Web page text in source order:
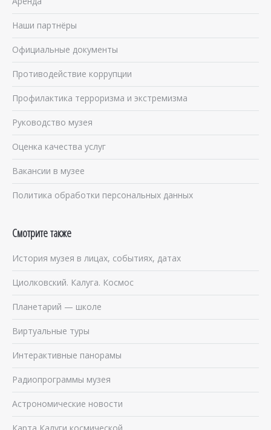
Наши партнёры
Официальные документы
Противодействие коррупции
Профилактика терроризма и экстремизма
Руководство музея
Оценка качества услуг
Вакансии в музее
Политика обработки персональных данных
Смотрите также
История музея в лицах, событиях, датах
Циолковский. Калуга. Космос
Планетарий — школе
Виртуальные туры
Интерактивные панорамы
Радиопрограммы музея
Астрономические новости